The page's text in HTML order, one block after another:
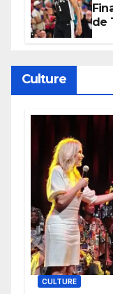
de
Culture
CULTURE